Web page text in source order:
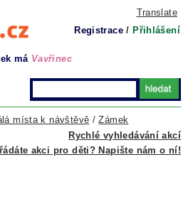
Translate
Registrace / Přihlášení
má Vavřinec
Rychlé vyhledávání akcí
místa k návštěvě /Zámek
akci pro děti? Napište nám o ní!